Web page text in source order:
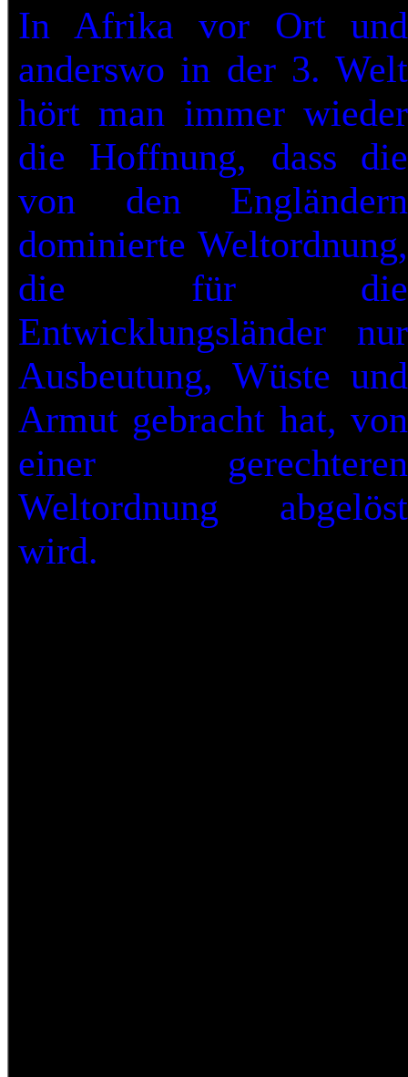
In Afrika vor Ort und
anderswo in der 3. Welt
hört man immer wieder
die Hoffnung, dass die
von den Engländern
dominierte Weltordnung,
die für die
Entwicklungsländer nur
Ausbeutung, Wüste und
Armut gebracht hat, von
einer gerechteren
Weltordnung abgelöst
wird.